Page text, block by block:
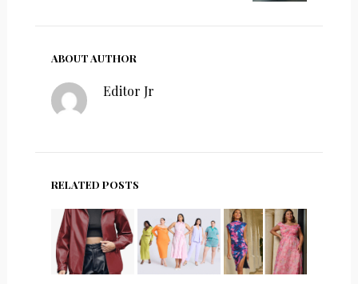
ABOUT AUTHOR
Editor Jr
RELATED POSTS